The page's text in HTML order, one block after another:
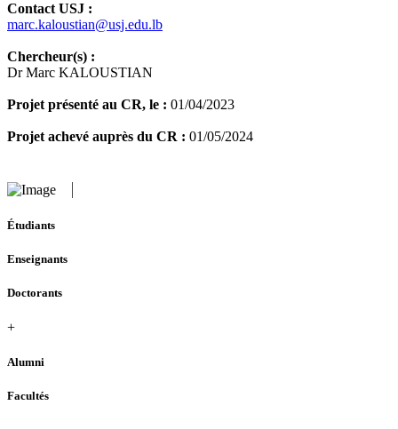
Contact USJ :
marc.kaloustian@usj.edu.lb
Chercheur(s) :
Dr Marc KALOUSTIAN
Projet présenté au CR, le : 01/04/2023
Projet achevé auprès du CR : 01/05/2024
Étudiants
Enseignants
Doctorants
+
Alumni
Facultés